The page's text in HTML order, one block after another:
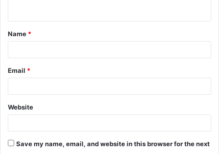
t
*
Name *
Email *
Website
Save my name, email, and website in this browser for the next